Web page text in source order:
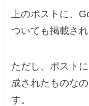
上のポストに、
ついても掲載され
ただし、ポスト
成されたものな
す。